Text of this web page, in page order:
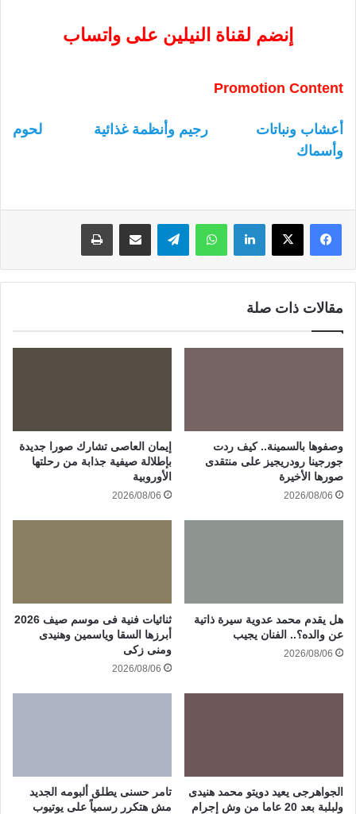
إنضم لقناة النيلين على واتساب
Promotion Content
أعشاب ونباتات رجيم وأنظمة غذائية
لحوم
وأسماك
لينكدإن واتساب
مقالات ذات صلة
وصفوها بالسمينة.. كيف ردت
جورجينا رودريجيز على منتقدى
صورها الأخيرة
2026/08/06
إيمان العاصى تشارك صورا جديدة
بإطلالة صيفية جذابة من رحلتها
الأوروبية
2026/08/06
هل يقدم محمد عدوية سيرة ذاتية
عن والده؟.. الفنان يجيب
2026/08/06
ثنائيات فنية فى موسم صيف 2026
أبرزها السقا وياسمين وهنيدى
ومنى زكى
2026/08/06
الجواهرجى يعيد دويتو محمد هنيدى
ولبلبة بعد 20 عاما من وش إجرام
تامر حسنى يطلق ألبومه الجديد
مش هتكرر رسمياً على يوتيوب